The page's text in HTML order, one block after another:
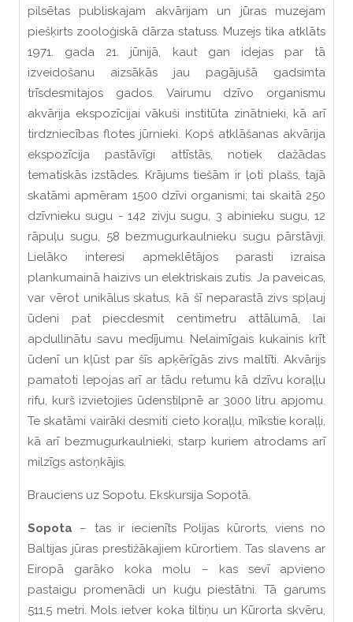
pilsētas publiskajam akvārijam un jūras muzejam
piešķirts zooloģiskā dārza statuss. Muzejs tika atklāts
1971. gada 21. jūnijā, kaut gan idejas par tā
izveidošanu aizsākās jau pagājušā gadsimta
trīsdesmitajos gados. Vairumu dzīvo organismu
akvārija ekspozīcijai vākuši institūta zinātnieki, kā arī
tirdzniecības flotes jūrnieki. Kopš atklāšanas akvārija
ekspozīcija pastāvīgi attīstās, notiek dažādas
tematiskās izstādes. Krājums tiešām ir ļoti plašs, tajā
skatāmi apmēram 1500 dzīvi organismi; tai skaitā 250
dzīvnieku sugu - 142 zivju sugu, 3 abinieku sugu, 12
rāpuļu sugu, 58 bezmugurkaulnieku sugu pārstāvji.
Lielāko interesi apmeklētājos parasti izraisa
plankumainā haizivs un elektriskais zutis. Ja paveicas,
var vērot unikālus skatus, kā šī neparastā zivs spļauj
ūdeni pat piecdesmit centimetru attālumā, lai
apdullinātu savu medījumu. Nelaimīgais kukainis krīt
ūdenī un kļūst par šīs apķērīgās zivs maltīti. Akvārijs
pamatoti lepojas arī ar tādu retumu kā dzīvu koraļļu
rifu, kurš izvietojies ūdenstilpnē ar 3000 litru apjomu.
Te skatāmi vairāki desmiti cieto koraļļu, mīkstie koraļļi,
kā arī bezmugurkaulnieki, starp kuriem atrodams arī
milzīgs astoņkājis.
Brauciens uz Sopotu. Ekskursija Sopotā.
Sopota – tas ir iecienīts Polijas kūrorts, viens no
Baltijas jūras prestižākajiem kūrortiem. Tas slavens ar
Eiropā garāko koka molu – kas sevī apvieno
pastaigu promenādi un kuģu piestātni. Tā garums
511,5 metri. Mols ietver koka tiltiņu un Kūrorta skvēru,